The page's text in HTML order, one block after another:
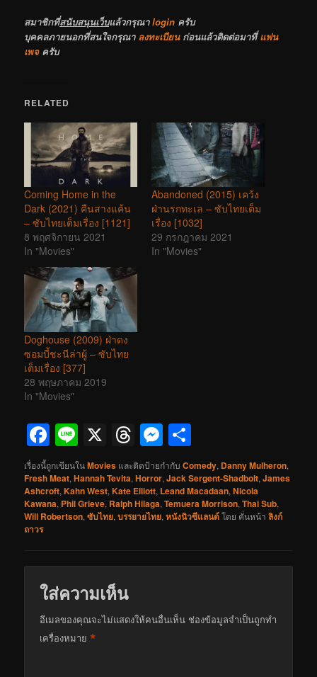
สมาชิกที่สนับสนุนเว็บแล้วกรุณาlogin ครับ
บุคคลภายนอกที่สนใจกรุณา ลงทะเบียนก่อนแล้วติดต่อมาที่แฟน
เพจครับ
RELATED
Coming Home in the
Dark (2021) คืนสางแค้น
– ซับไทยเต็มเรื่อง [1121]
8 พฤศจิกายน 2021
In "Movies"
Abandoned (2015) เคว้ง
ฝ่านรกทะเล – ซับไทยเต็ม
เรื่อง [1032]
29 กรกฎาคม 2021
In "Movies"
Doghouse (2009) ฝ่าดง
ซอมบี้ชะนีล่าผู้ – ซับไทย
เต็มเรื่อง [377]
28 พฤษภาคม 2019
In "Movies"
Facebook
Line
X Threads
Messenger
เรื่องนี้ถูกเขียนในMovies และติดป้ายกำกับComedy, Danny Mulheron,
Fresh Meat,Hannah Tevita,Horror,Jack Sergent-Shadbolt,James
Ashcroft,Kahn West,Kate Elliott, Leand Macadaan,Nicola
Kawana, Phil Grieve, Ralph Hilaga,Temuera Morrison,Thai Sub,
Will Robertson,ซับไทย,บรรยายไทย,หนังนิวซีแลนด์โดย คั่นหน้าลิงก์
ถาวร
ใส่ความเห็น
อีเมลของคุณจะไม่แสดงให้คนอื่นเห็น ช่องข้อมูลจำเป็นถูกทำ
เครื่องหมาย*